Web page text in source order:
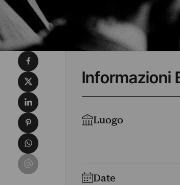
Informazioni
Luogo
Date
Condividi su Facebook
Condividi su X
Condividi su LinkedIn
Condividi su Pinterest
Condividi su WhatsApp
Condividi su Email